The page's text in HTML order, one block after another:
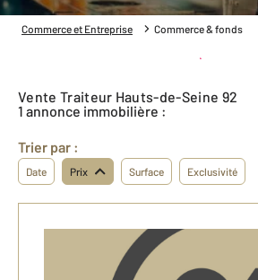
Commerce et Entreprise Commerce & fonds
Créer une alerte
Vente Traiteur Hauts-de-Seine 92
1 annonce immobilière :
Trier par :
Date Prix Surface Exclusivité